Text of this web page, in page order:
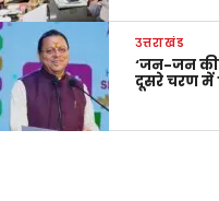
उत्तराखंड
‘जन-जन की
दूसरे चरण में